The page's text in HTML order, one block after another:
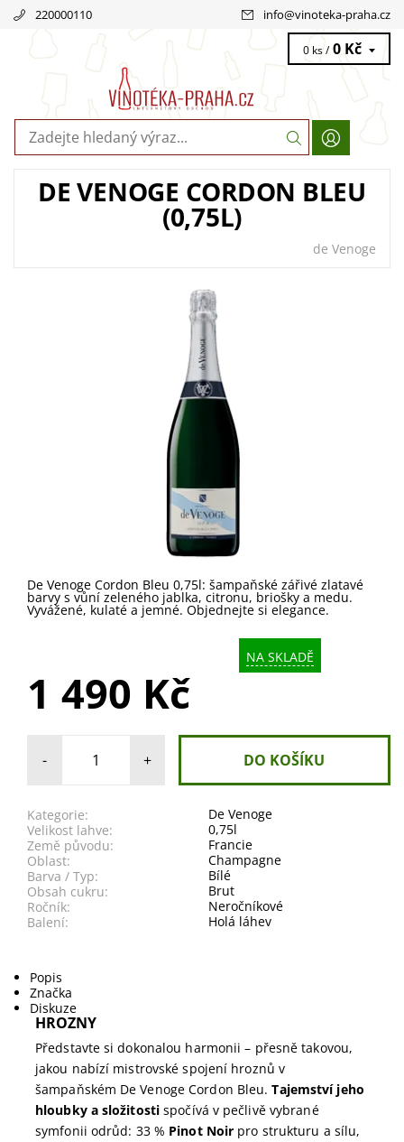
220000110 info@vinoteka-praha.cz
0 ks / 0 Kč
DE VENOGE CORDON BLEU
(0,75L)
de Venoge
De Venoge Cordon Bleu 0,75l: šampaňské zářivé zlatavé
barvy s vůní zeleného jablka, citronu, briošky a medu.
Vyvážené, kulaté a jemné. Objednejte si elegance.
NA SKLADĚ
1 490 Kč
- +
Kategorie:
De Venoge
Velikost lahve:
0,75l
Země původu:
Francie
Oblast:
Champagne
Barva / Typ:
Bílé
Obsah cukru:
Brut
Ročník:
Neročníkové
Balení:
Holá láhev
Popis
Značka
Diskuze
HROZNY
Představte si dokonalou harmonii – přesně takovou,
jakou nabízí mistrovské spojení hroznů v
šampaňském De Venoge Cordon Bleu.Tajemství jeho
hloubky a složitosti spočívá v pečlivě vybrané
symfonii odrůd: 33 % Pinot Noir pro strukturu a sílu,